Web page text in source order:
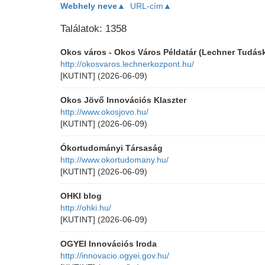
Webhely neve▲ URL-cím▲
Találatok: 1358
Okos város - Okos Város Példatár (Lechner
http://okosvaros.lechnerkozpont.hu/
[KUTINT] (2026-06-09)
Okos Jövő Innovációs Klaszter
http://www.okosjovo.hu/
[KUTINT] (2026-06-09)
Ókortudományi Társaság
http://www.okortudomany.hu/
[KUTINT] (2026-06-09)
OHKI blog
http://ohki.hu/
[KUTINT] (2026-06-09)
OGYEI Innovációs Iroda
http://innovacio.ogyei.gov.hu/